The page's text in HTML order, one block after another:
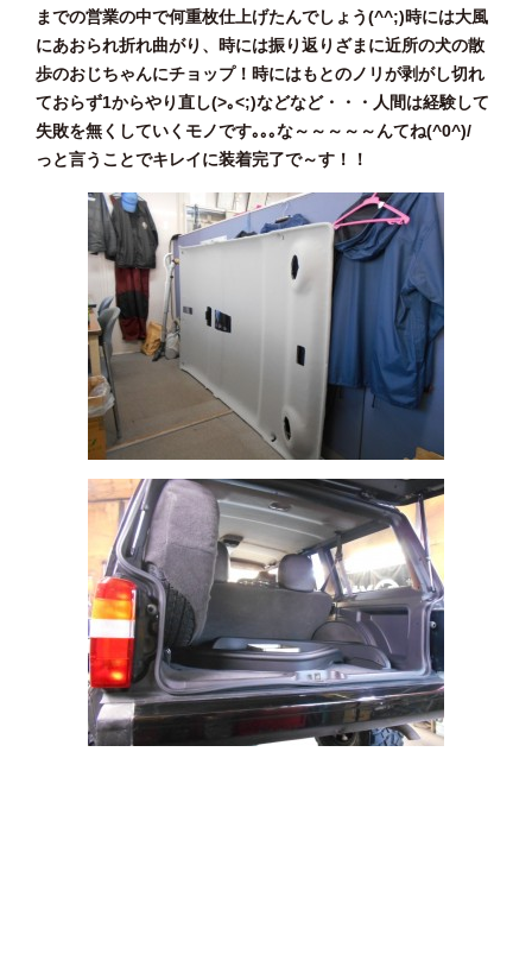
までの営業の中で何重枚仕上げたんでしょう(^^;)時には大風
にあおられ折れ曲がり、時には振り返りざまに近所の犬の散
歩のおじちゃんにチョップ！時にはもとのノリが剥がし切れ
ておらず1からやり直し(>｡<;)などなど・・・人間は経験して
失敗を無くしていくモノです｡｡｡な～～～～～んてね(^0^)/
っと言うことでキレイに装着完了で～す！！